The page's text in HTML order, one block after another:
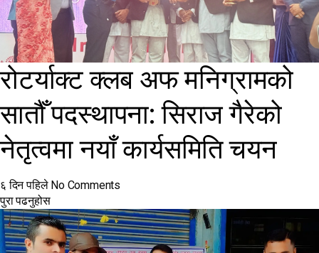
रोटर्याक्ट क्लब अफ मनिग्रामको
सातौँ पदस्थापना: सिराज गैरेको
नेतृत्वमा नयाँ कार्यसमिति चयन
६ दिन पहिले No Comments
पुरा पढनुहोस